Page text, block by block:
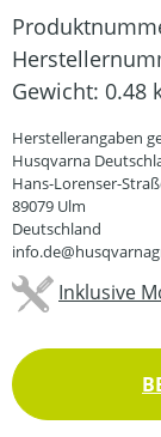
Gewicht: 0.48
Herstellerangaben
Husqvarna
Hans-Lorenser-
89079 Ulm
Deutschland
Inklusive